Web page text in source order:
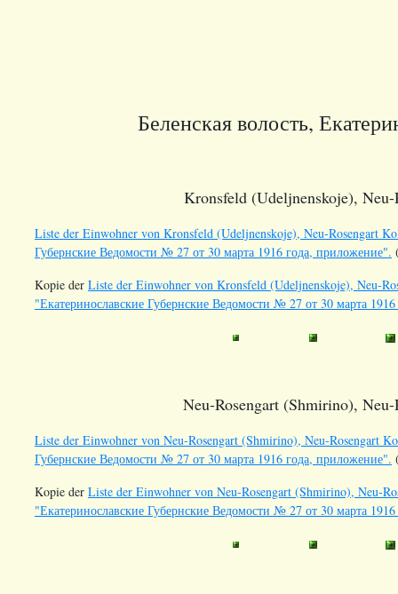
Беленская волость,
Kronsfeld (Udeljnenskoje),
Liste der Einwohner von Kronsfeld (Udeljnenskoje), Neu-Rosengart
Губернские Ведомости № 27 от 30 марта 1916 года, приложение".
Kopie der Liste der Einwohner von Kronsfeld (Udeljnenskoje), Neu-
"Екатеринославские Губернские Ведомости № 27 от 30 марта
Neu-Rosengart (Shmirino),
Liste der Einwohner von Neu-Rosengart (Shmirino), Neu-Rosengart
Губернские Ведомости № 27 от 30 марта 1916 года, приложение".
Kopie der Liste der Einwohner von Neu-Rosengart (Shmirino), Neu-
"Екатеринославские Губернские Ведомости № 27 от 30 марта